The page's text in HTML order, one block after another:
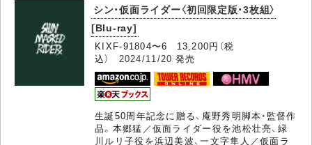
シン・仮面ライダー〈初回限定版・3枚組〉
[Blu-ray]
KIXF-91804〜6 13,200円（税
込） 2024/11/20 発売
生誕50周年記念に贈る、庵野秀明脚本・監督作
品。本郷猛／仮面ライダー役を池松壮亮、緑
川ルリ子役を浜辺美波、一文字隼人／仮面ラ